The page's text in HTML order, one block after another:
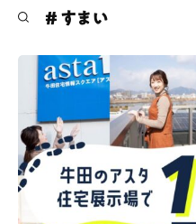
# ファミリーにおすすめ
# 中区
# テイクアウト
Special
Gourmet
# すまい